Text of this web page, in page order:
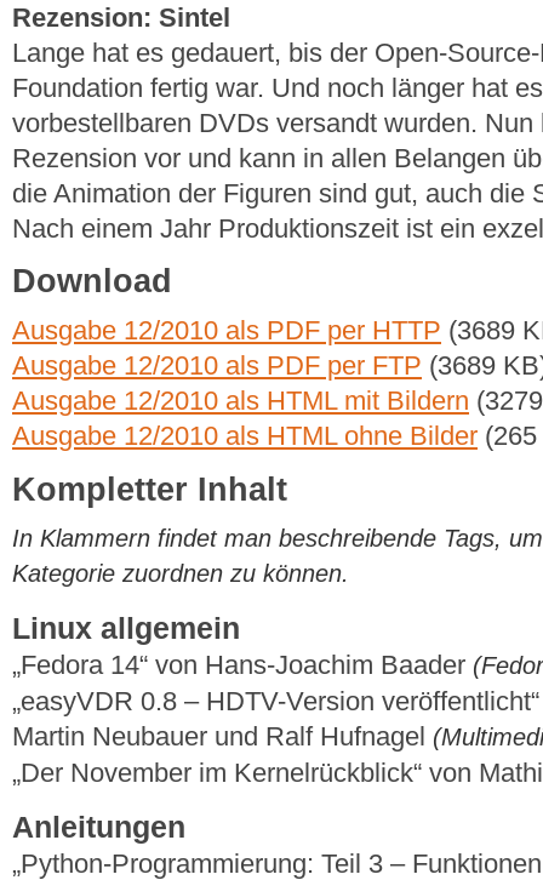
Rezension: Sintel
Lange hat es gedauert, bis der Open-
Foundation fertig war. Und noch länger hat
vorbestellbaren DVDs versandt wurden.
Rezension vor und kann in allen Belangen
die Animation der Figuren sind gut, auch die
Nach einem Jahr Produktionszeit ist ein
Download
Ausgabe 12/2010 als PDF per HTTP (3689
Ausgabe 12/2010 als PDF per FTP (3689
Ausgabe 12/2010 als HTML mit Bildern
Ausgabe 12/2010 als HTML ohne Bilder
Kompletter Inhalt
In Klammern findet man beschreibende Tags,
Kategorie zuordnen zu können.
Linux allgemein
„Fedora 14“ von Hans-Joachim Baader
„easyVDR 0.8 – HDTV-Version
Martin Neubauer und Ralf Hufnagel
„Der November im Kernelrückblick“ von
Anleitungen
„Python-Programmierung: Teil 3 –